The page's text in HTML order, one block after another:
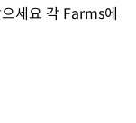
세요 각 Farms에